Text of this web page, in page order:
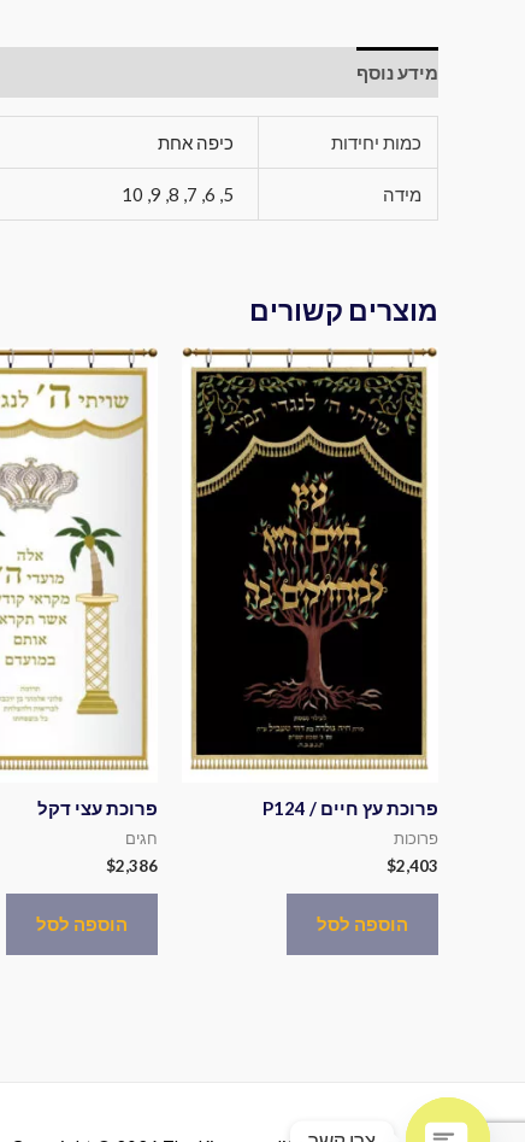
מידע נוסף
כמות יחידות כיפה אחת
מידה 5, 6, 7, 8, 9, 10
מוצרים קשורים
פרוכת עץ חיים / P124
פרוכות
$2,403
הוספה לסל
פרוכת עצי דקל
חגים
$2,386
הוספה לסל